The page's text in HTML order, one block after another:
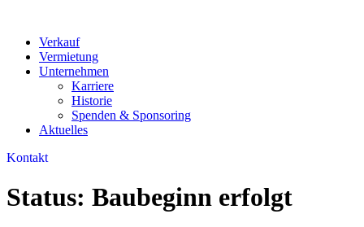
Verkauf
Vermietung
Unternehmen
Karriere
Historie
Spenden & Sponsoring
Aktuelles
Kontakt
Status: Baubeginn erfolgt